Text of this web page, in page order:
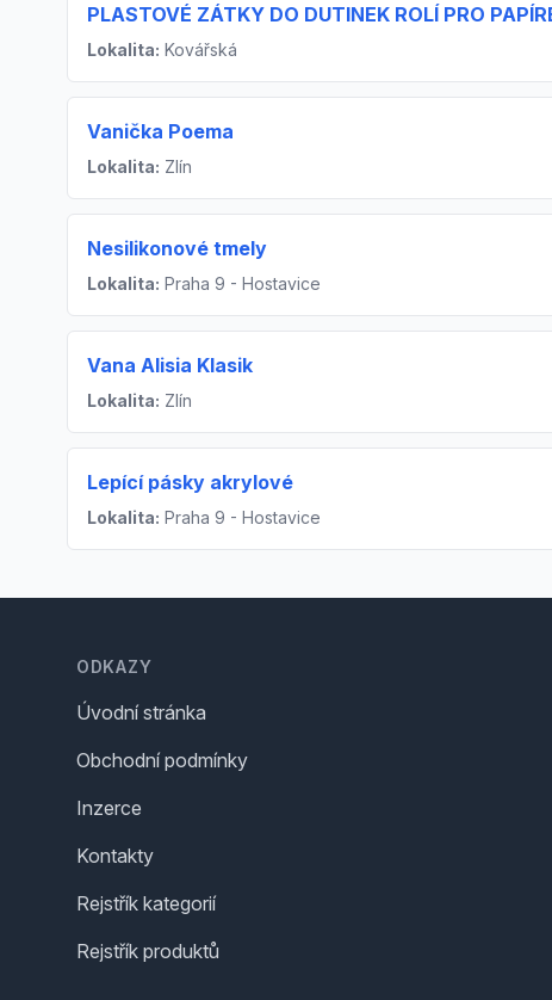
PLASTOVÉ ZÁTKY DO DUTINEK ROLÍ PRO
Lokalita: Kovářská
Vanička Poema
Lokalita: Zlín
Nesilikonové tmely
Lokalita: Praha 9 - Hostavice
Vana Alisia Klasik
Lokalita: Zlín
Lepící pásky akrylové
Lokalita: Praha 9 - Hostavice
ODKAZY
Úvodní stránka
Obchodní podmínky
Inzerce
Kontakty
Rejstřík kategorií
Rejstřík produktů